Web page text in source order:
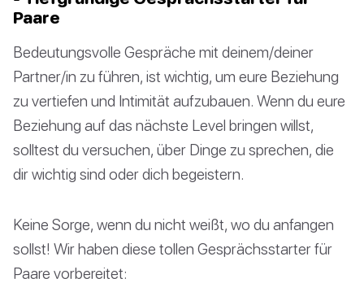
Paare
Bedeutungsvolle Gespräche mit deinem/deiner
Partner/in zu führen, ist wichtig, um eure Beziehung
zu vertiefen und Intimität aufzubauen. Wenn du eure
Beziehung auf das nächste Level bringen willst,
solltest du versuchen, über Dinge zu sprechen, die
dir wichtig sind oder dich begeistern.
Keine Sorge, wenn du nicht weißt, wo du anfangen
sollst! Wir haben diese tollen Gesprächsstarter für
Paare vorbereitet: